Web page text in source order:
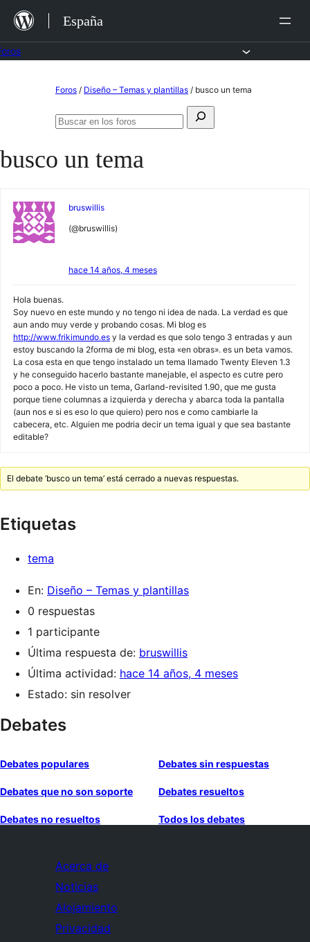
Saltar
contenido
España
Foros / Diseño – Temas y plantillas / busco un tema
Buscar:
Buscar
busco un tema
bruswillis
(@bruswillis)
hace 14 años, 4 meses
Hola buenas.
Soy nuevo en este mundo y no tengo ni idea de nada. La verdad es que
aun ando muy verde y probando cosas. Mi blog es
http://www.frikimundo.es y la verdad es que solo tengo 3 entradas y aun
estoy buscando la 2forma de mi blog, esta «en obras». es un beta vamos.
La cosa esta en que tengo instalado un tema llamado Twenty Eleven 1.3
y he conseguido hacerlo bastante manejable, el aspecto es cutre pero
poco a poco. He visto un tema, Garland-revisited 1.90, que me gusta
porque tiene columnas a izquierda y derecha y abarca toda la pantalla
(aun nos e si es eso lo que quiero) pero nos e como cambiarle la
cabecera, etc. Alguien me podria decir un tema igual y que sea bastante
editable?
El debate ‘busco un tema’ está cerrado a nuevas respuestas.
Etiquetas
tema
En: Diseño – Temas y plantillas
0 respuestas
1 participante
Última respuesta de: bruswillis
Última actividad: hace 14 años, 4 meses
Estado: sin resolver
Debates
Debates populares Debates sin respuestas
Debates que no son soporte Debates resueltos
Debates no resueltos Todos los debates
Acerca de
Noticias
Alojamiento
Privacidad